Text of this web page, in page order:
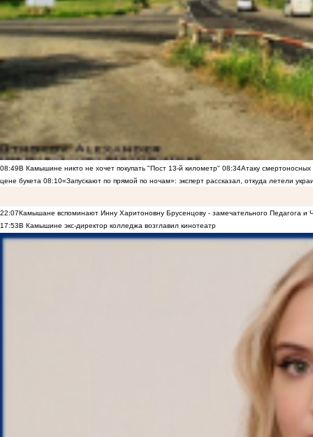
08:49В Камышине никто не хочет покупать "Пост 13-й километр" 08:34Атаку
цене букета 08:10«Запускают по прямой по ночам»: эксперт рассказал, откуда летели
22:07Камышане вспоминают Инну Харитоновну Брусенцову - замечательного Педагога и
17:53В Камышине экс-директор колледжа возглавил кинотеатр